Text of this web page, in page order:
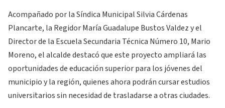
Acompañado por la Síndica Municipal Silvia Cárdenas
Plancarte, la Regidor María Guadalupe Bustos Valdez y el
Director de la Escuela Secundaria Técnica Número 10, Mario
Moreno, el alcalde destacó que este proyecto ampliará las
oportunidades de educación superior para los jóvenes del
municipio y la región, quienes ahora podrán cursar estudios
universitarios sin necesidad de trasladarse a otras ciudades.